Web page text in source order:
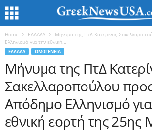
Home ΕΛΛΑΔΑ
Μήνυμα της ΠτΔ Κατερίνας
Ελληνισμό για την εθνική...
ΕΛΛΑΔΑ ΟΜΟΓΕΝΕΙΑ
Μήνυμα της ΠτΔ
Σακελλαροπούλου
Απόδημο Ελληνισμό
εθνική εορτή της 25ης